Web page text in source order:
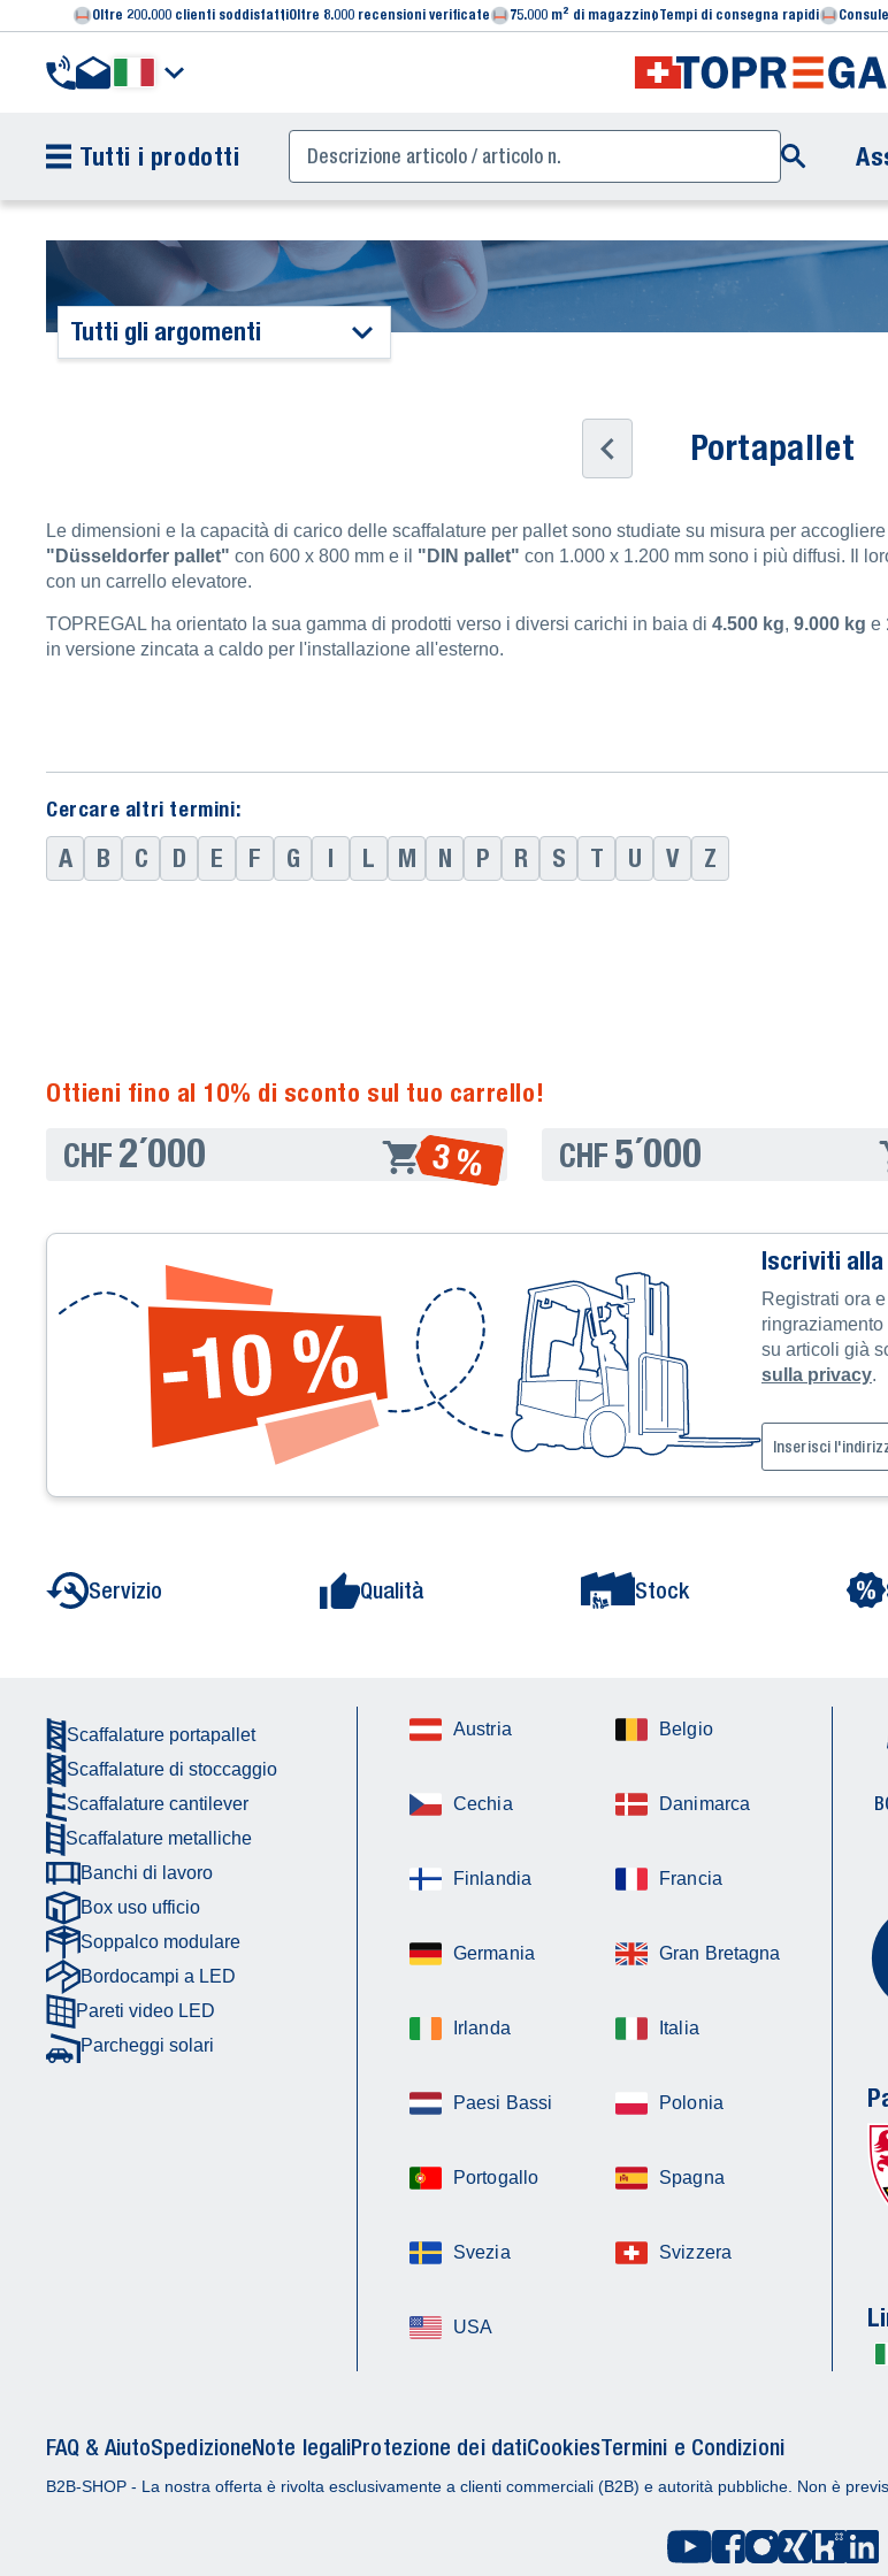
Oltre 200.000 clienti soddisfattiOltre 8.000 recensioni verificate 75.000 m² di magazzinoTempi di consegna rapidi
Tutti i prodotti
Tutti gli argomenti
Portapallet
Le dimensioni e la capacità di carico delle scaffalature per pallet sono studiate su misura per
"Düsseldorfer pallet" con 600 x 800 mm e il "DIN pallet" con 1.000 x 1.200 mm sono i più diffusi. Il
con un carrello elevatore.
TOPREGAL ha orientato la sua gamma di prodotti verso i diversi carichi in baia di 4.500 kg, 9.000 kg e
in versione zincata a caldo per l'installazione all'esterno.
Cercare altri termini:
A B C D E F G I L M N P R S T U V Z
Ottieni fino al 10% di sconto sul tuo carrello!
CHF 2´000 3 % CHF 5´000
Iscriviti
Registrati ora
su articoli già
sulla privacy.
Servizio Qualità Stock
Scaffalature portapallet
Scaffalature di stoccaggio
Scaffalature cantilever
Scaffalature metalliche
Banchi di lavoro
Box uso ufficio
Soppalco modulare
Bordocampi a LED
Pareti video LED
Parcheggi solari
Austria Belgio
Cechia Danimarca
Finlandia Francia
Germania Gran Bretagna
Irlanda Italia
Paesi Bassi Polonia
Portogallo Spagna
Svezia Svizzera
USA
FAQ & AiutoSpedizioneNote legaliProtezione dei datiCookiesTermini e Condizioni
B2B-SHOP - La nostra offerta è rivolta esclusivamente a clienti commerciali (B2B) e autorità pubbliche. Non è